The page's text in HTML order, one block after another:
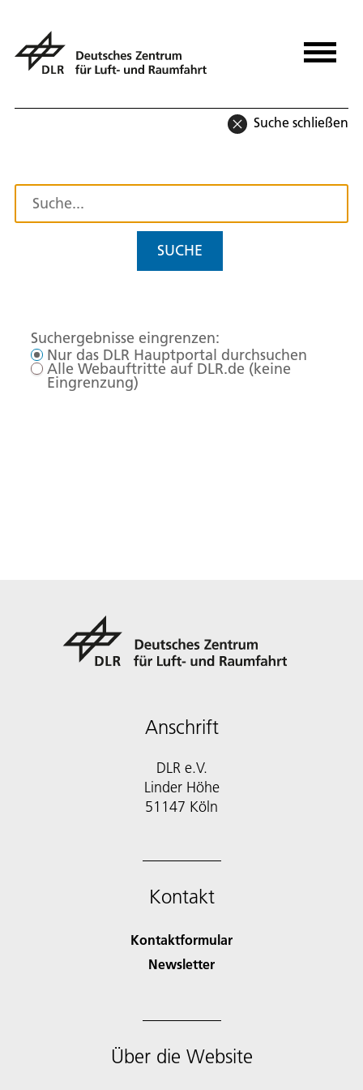
Suche schließen
SUCHE
Suchergebnisse eingrenzen:
Nur das DLR Hauptportal durchsuchen
Alle Webauftritte auf DLR.de (keine
Eingrenzung)
Anschrift
DLR e.V.
Linder Höhe
51147 Köln
Kontakt
Kontaktformular
Newsletter
Über die Website